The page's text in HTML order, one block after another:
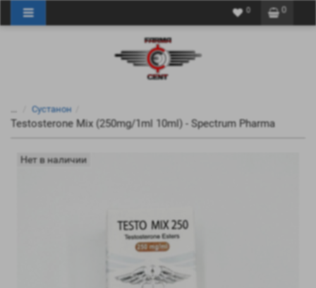
0
0
Сустанон
Testosterone Mix (250mg/1ml 10ml) - Spectrum Pharma
Нет в наличии